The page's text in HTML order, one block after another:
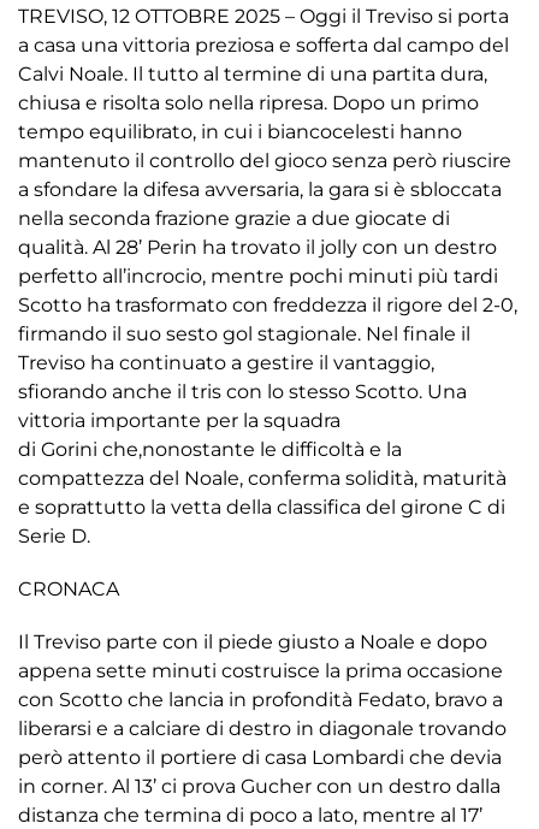
TREVISO, 12 OTTOBRE 2025 – Oggi il Treviso si porta
a casa una vittoria preziosa e sofferta dal campo del
Calvi Noale. Il tutto al termine di una partita dura,
chiusa e risolta solo nella ripresa. Dopo un primo
tempo equilibrato, in cui i biancocelesti hanno
mantenuto il controllo del gioco senza però riuscire
a sfondare la difesa avversaria, la gara si è sbloccata
nella seconda frazione grazie a due giocate di
qualità. Al 28’ Perin ha trovato il jolly con un destro
perfetto all’incrocio, mentre pochi minuti più tardi
Scotto ha trasformato con freddezza il rigore del 2-0,
firmando il suo sesto gol stagionale. Nel finale il
Treviso ha continuato a gestire il vantaggio,
sfiorando anche il tris con lo stesso Scotto. Una
vittoria importante per la squadra
di Gorini che,nonostante le difficoltà e la
compattezza del Noale, conferma solidità, maturità
e soprattutto la vetta della classifica del girone C di
Serie D.
CRONACA
Il Treviso parte con il piede giusto a Noale e dopo
appena sette minuti costruisce la prima occasione
con Scotto che lancia in profondità Fedato, bravo a
liberarsi e a calciare di destro in diagonale trovando
però attento il portiere di casa Lombardi che devia
in corner. Al 13’ ci prova Gucher con un destro dalla
distanza che termina di poco a lato, mentre al 17’